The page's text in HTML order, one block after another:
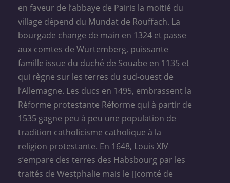
en faveur de l’abbaye de Pairis la moitié du
village dépend du Mundat de Rouffach. La
bourgade change de main en 1324 et passe
aux comtes de Wurtemberg, puissante
famille issue du duché de Souabe en 1135 et
qui règne sur les terres du sud-ouest de
l’Allemagne. Les ducs en 1495, embrassent la
Réforme protestante Réforme qui à partir de
1535 gagne peu à peu une population de
tradition catholicisme catholique à la
religion protestante. En 1648, Louis XIV
s’empare des terres des Habsbourg par les
traités de Westphalie mais le [[comté de